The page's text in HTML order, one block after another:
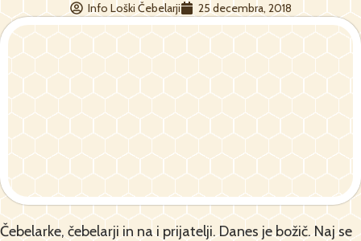
Info Loški Čebelarji 25 decembra, 2018
Čebelarke, čebelarji in na i prijatelji. Danes je božič. Naj se